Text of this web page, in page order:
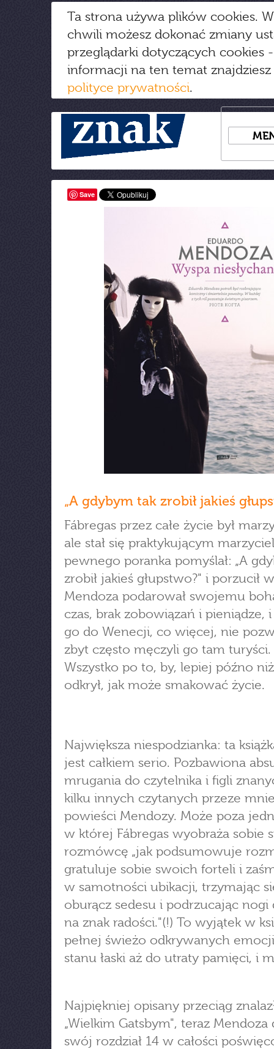
Ta strona używa plików cookies.
chwili możesz dokonać zmiany
przeglądarki dotyczących cookies
informacji na ten temat
polityce prywatności.
Save
„A gdybym tak zrobił jakieś
Fábregas przez całe życie był
ale stał się praktykującym
pewnego poranka pomyślał: „A
zrobił jakieś głupstwo?" i porzucił
Mendoza podarował swojemu
czas, brak zobowiązań i pieniądze, i
go do Wenecji, co więcej, nie
zbyt często męczyli go tam turyści.
Wszystko po to, by, lepiej późno
odkrył, jak może smakować życie.
Największa niespodzianka: ta
jest całkiem serio. Pozbawiona
mrugania do czytelnika i figli
kilku innych czytanych przeze
powieści Mendozy. Może poza
w której Fábregas wyobraża sobie
rozmówcę „jak podsumowuje
gratuluje sobie swoich forteli i
w samotności ubikacji, trzymając
oburącz sedesu i podrzucając nogi
na znak radości."(!) To wyjątek w
pełnej świeżo odkrywanych
stanu łaski aż do utraty pamięci, i
Najpiękniej opisany przeciąg
„Wielkim Gatsbym", teraz Mendoza
swój rozdział 14 w całości